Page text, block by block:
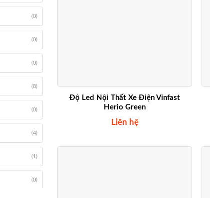
(0)
(0)
(0)
(8)
(0)
(4)
(1)
(0)
Độ Led Nội Thất Xe Điện Vinfast
Herio Green
Liên hệ